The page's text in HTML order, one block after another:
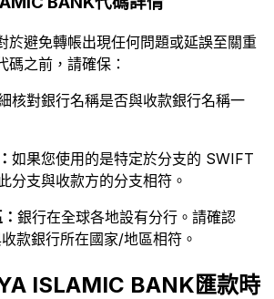
於避免轉帳出現任何問題或延誤至關重
之前，請確保：
核對銀行名稱是否與收款銀行名稱一
如果您使用的是特定於分支的 SWIFT
分支與收款方的分支相符。
銀行在全球各地設有分行。請確認
款銀行所在國家/地區相符。
ISLAMIC BANK匯款時